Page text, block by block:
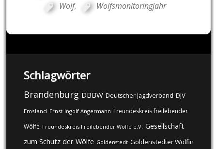
Wolf, Wolfsmonitoringjahr
Schlagwörter
Brandenburg DBBW Deutscher Jagdverband DJV
Emsland Ernst-Ingolf Angermann Freundeskreis freilebender
Wölfe Freundeskreis Freilebender Wölfe e.V. Gesellschaft
zum Schutz der Wölfe Goldenstedt Goldenstedter Wölfin